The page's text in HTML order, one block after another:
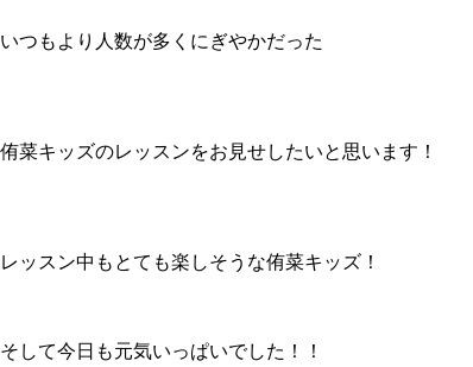
いつもより人数が多くにぎやかだった
侑菜キッズのレッスンをお見せしたいと思います！
レッスン中もとても楽しそうな侑菜キッズ！
そして今日も元気いっぱいでした！！